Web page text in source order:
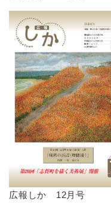
広報しか 12月号